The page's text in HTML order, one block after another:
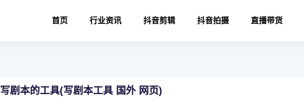
首页 行业资讯 抖音剪辑 抖音拍摄 直播带货
写剧本的工具(写剧本工具 国外 网页)